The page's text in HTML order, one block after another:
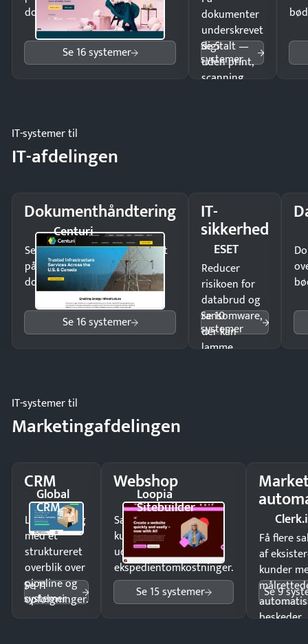
dokumenter.
Se 16 systemer
dokumenter
underskrevet
digitalt —
uden print,
scanning
Se 5
systemer
IT-systemer til
IT-afdelingen
Dokumenthåndtering
Centuri
Send kontrakter til underskrift
på minutter og mist ingen
dokumenter.
Se 16 systemer
IT-
sikkerhed
ESET
Reducer
risikoen for
databrud og
ransomware,
der kan
lamme
Se 10
systemer
IT-systemer til
Marketingafdelingen
CRM
Global
CRM
Luk flere salg
med et
struktureret
overblik over
pipeline og
opfølgninger.
Se 11
systemer
Webshop
Loopia
Sitebuilder
Sælg produkter 24/7 til
kunder i hele landet
uden
ekspedientomkostninger.
Se 15 systemer
Få flere
af
kunder
beskeder.
Se 9